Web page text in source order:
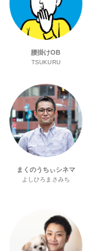
腰掛けOB
TSUKURU
まくのうちぃシネマ
よしひろまさみち